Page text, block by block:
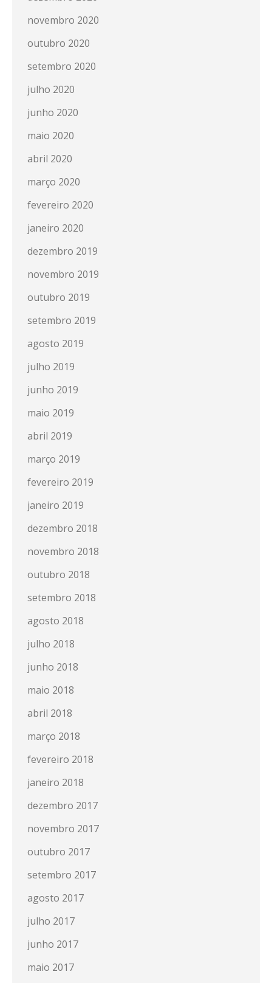
novembro 2020
outubro 2020
setembro 2020
julho 2020
junho 2020
maio 2020
abril 2020
março 2020
fevereiro 2020
janeiro 2020
dezembro 2019
novembro 2019
outubro 2019
setembro 2019
agosto 2019
julho 2019
junho 2019
maio 2019
abril 2019
março 2019
fevereiro 2019
janeiro 2019
dezembro 2018
novembro 2018
outubro 2018
setembro 2018
agosto 2018
julho 2018
junho 2018
maio 2018
abril 2018
março 2018
fevereiro 2018
janeiro 2018
dezembro 2017
novembro 2017
outubro 2017
setembro 2017
agosto 2017
julho 2017
junho 2017
maio 2017